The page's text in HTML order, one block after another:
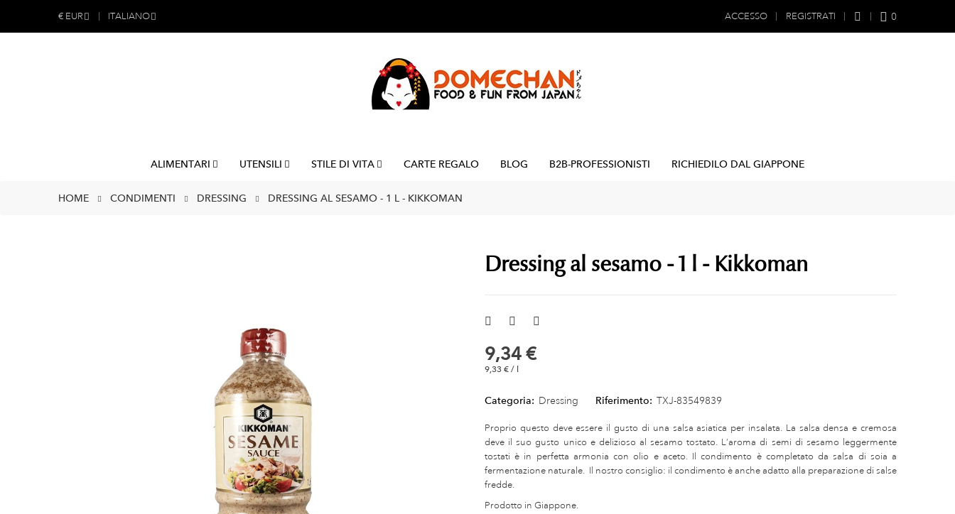
€ EUR ITALIANO ACCESSO REGISTRATI 0
ALIMENTARI UTENSILI STILE DI VITA CARTE REGALO BLOG B2B-PROFESSIONISTI RICHIEDILO DAL GIAPPONE
HOME CONDIMENTI DRESSING DRESSING AL SESAMO - 1 L - KIKKOMAN
Dressing al sesamo - 1 l - Kikkoman
9,34 €
9,33 € / l
Categoria: Dressing Riferimento: TXJ-83549839
Proprio questo deve essere il gusto di una salsa asiatica per insalata. La salsa densa e cremosa
deve il suo gusto unico e delizioso al sesamo tostato. L’aroma di semi di sesamo leggermente
tostati è in perfetta armonia con olio e aceto. Il condimento è completato da salsa di soia a
fermentazione naturale. Il nostro consiglio: il condimento è anche adatto alla preparazione di salse
fredde.
Prodotto in Giappone.